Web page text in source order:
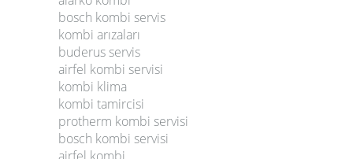
bosch kombi servis
kombi arızaları
buderus servis
airfel kombi servisi
kombi klima
kombi tamircisi
protherm kombi servisi
bosch kombi servisi